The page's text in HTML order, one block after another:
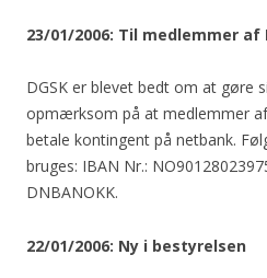
23/01/2006: Til medlemmer af
DGSK er blevet bedt om at gøre
opmærksom på at medlemmer
betale kontingent på netbank.
bruges: IBAN Nr.:
DNBANOKK.
22/01/2006: Ny i bestyrelsen